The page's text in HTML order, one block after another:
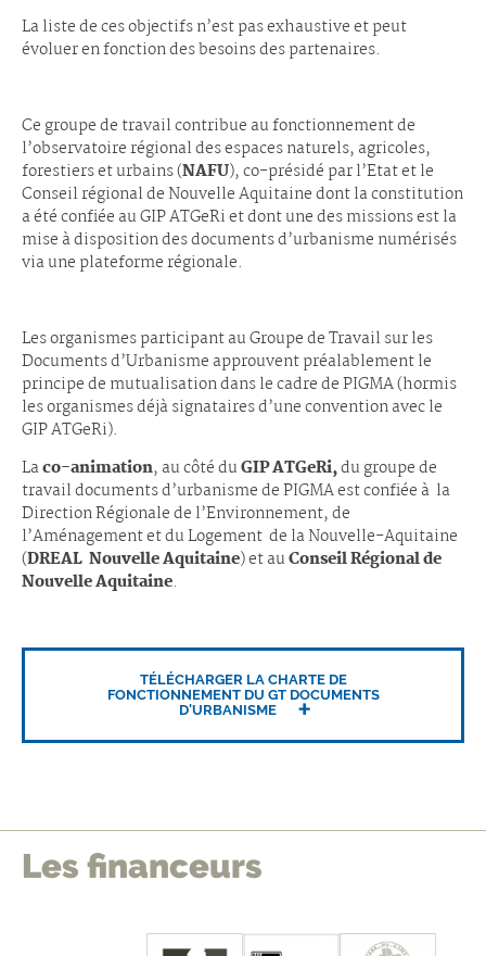
La liste de ces objectifs n’est pas exhaustive et peut
évoluer en fonction des besoins des partenaires.
Ce groupe de travail contribue au fonctionnement de
l’observatoire régional des espaces naturels, agricoles,
forestiers et urbains (NAFU), co-présidé par l’Etat et le
Conseil régional de Nouvelle Aquitaine dont la constitution
a été confiée au GIP ATGeRi et dont une des missions est la
mise à disposition des documents d’urbanisme numérisés
via une plateforme régionale.
Les organismes participant au Groupe de Travail sur les
Documents d’Urbanisme approuvent préalablement le
principe de mutualisation dans le cadre de PIGMA (hormis
les organismes déjà signataires d’une convention avec le
GIP ATGeRi).
Laco-animation, au côté duGIP ATGeRi,du groupe de
travail documents d’urbanisme de PIGMA est confiée à la
Direction Régionale de l’Environnement, de
l’Aménagement et du Logement de la Nouvelle-Aquitaine
(DREAL Nouvelle Aquitaine) et auConseil Régional de
Nouvelle Aquitaine.
TÉLÉCHARGER LA CHARTE DE
FONCTIONNEMENT DU GT DOCUMENTS
D'URBANISME
Les financeurs